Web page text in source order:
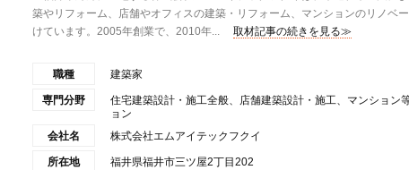
築やリフォーム、店舗やオフィスの建築・リフォーム、マンションのリノベ
けています。2005年創業で、2010年...
取材記事の続きを見る≫
職種 建築家
専門分野
住宅建築設計・施工全般、店舗建築設計・施工、マンション
ョン
会社名
株式会社エムアイテックフクイ
所在地 福井県福井市三ツ屋2丁目202